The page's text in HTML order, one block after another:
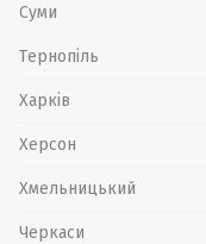
Суми
Тернопіль
Харків
Херсон
Хмельницький
Черкаси